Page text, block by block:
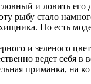
и ловить его
рыбу стало
Но есть
и зеленого
ведет себя в
приманка, на